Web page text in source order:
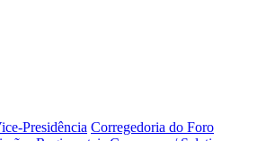
Presidência Corregedoria do Foro